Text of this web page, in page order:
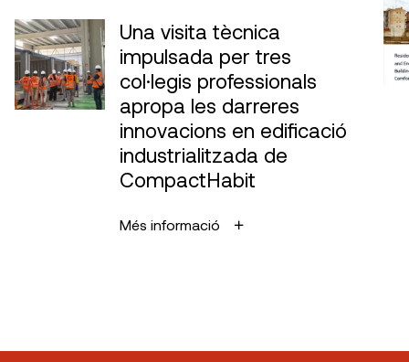
Una visita tècnica
impulsada per tres
col·legis professionals
apropa les darreres
innovacions en edificació
industrialitzada de
CompactHabit
Més informació